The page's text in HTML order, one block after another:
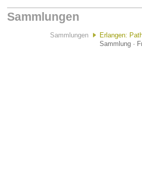
Sammlungen
Sammlungen
Erlangen:
Sammlung ·